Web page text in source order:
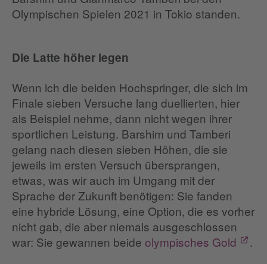
Olympischen Spielen 2021 in Tokio standen.
Die Latte höher legen
Wenn ich die beiden Hochspringer, die sich im
Finale sieben Versuche lang duellierten, hier
als Beispiel nehme, dann nicht wegen ihrer
sportlichen Leistung. Barshim und Tamberi
gelang nach diesen sieben Höhen, die sie
jeweils im ersten Versuch übersprangen,
etwas, was wir auch im Umgang mit der
Sprache der Zukunft benötigen: Sie fanden
eine hybride Lösung, eine Option, die es vorher
nicht gab, die aber niemals ausgeschlossen
war: Sie gewannen beide olympisches Gold
.